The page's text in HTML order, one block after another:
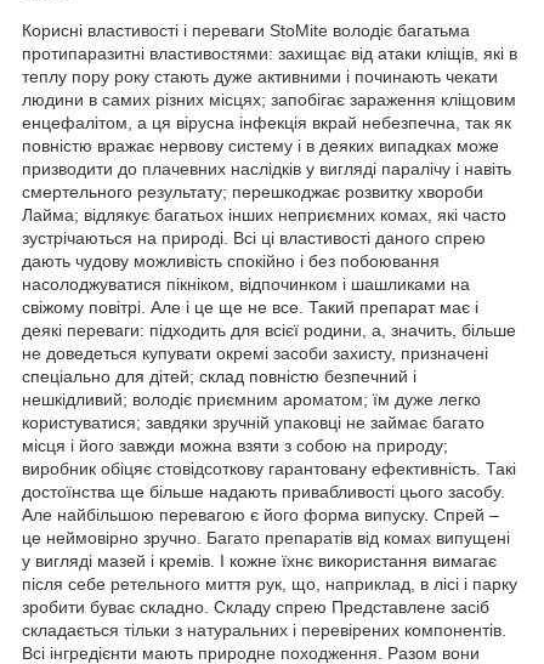
Корисні властивості і переваги StoMite володіє багатьма
протипаразитні властивостями: захищає від атаки кліщів, які в
теплу пору року стають дуже активними і починають чекати
людини в самих різних місцях; запобігає зараження кліщовим
енцефалітом, а ця вірусна інфекція вкрай небезпечна, так як
повністю вражає нервову систему і в деяких випадках може
призводити до плачевних наслідків у вигляді паралічу і навіть
смертельного результату; перешкоджає розвитку хвороби
Лайма; відлякує багатьох інших неприємних комах, які часто
зустрічаються на природі. Всі ці властивості даного спрею
дають чудову можливість спокійно і без побоювання
насолоджуватися пікніком, відпочинком і шашликами на
свіжому повітрі. Але і це ще не все. Такий препарат має і
деякі переваги: підходить для всієї родини, а, значить, більше
не доведеться купувати окремі засоби захисту, призначені
спеціально для дітей; склад повністю безпечний і
нешкідливий; володіє приємним ароматом; їм дуже легко
користуватися; завдяки зручній упаковці не займає багато
місця і його завжди можна взяти з собою на природу;
виробник обіцяє стовідсоткову гарантовану ефективність. Такі
достоїнства ще більше надають привабливості цього засобу.
Але найбільшою перевагою є його форма випуску. Спрей –
це неймовірно зручно. Багато препаратів від комах випущені
у вигляді мазей і кремів. І кожне їхнє використання вимагає
після себе ретельного миття рук, що, наприклад, в лісі і парку
зробити буває складно. Складу спрею Представлене засіб
складається тільки з натуральних і перевірених компонентів.
Всі інгредієнти мають природне походження. Разом вони